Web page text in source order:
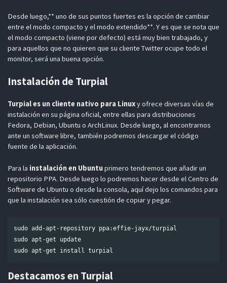
Desde luego,** uno de sus puntos fuertes es la opción de cambiar
entre el modo compacto y el modo extendido**. Y es que se nota que
el modo compacto (viene por defecto) está muy bien trabajado, y
para aquellos que no quieren que su cliente Twitter ocupe todo el
monitor, será una buena opción.
Instalación de Turpial
Turpial es un cliente nativo para Linuxy ofrece diversas vías de
instalación en su página oficial, entre ellas para distribuciones
Fedora, Debian, Ubuntu o ArchLinux. Desde luego, al encontrarnos
ante un software libre, también podremos descargar el código
fuente de la aplicación.
Para la instalación en Ubuntuprimero tendremos que añadir un
repositorio PPA. Desde luego lo podremos hacer desde el Centro de
Software de Ubuntu o desde la consola, aquí dejo los comandos para
que la instalación sea sólo cuestión de copiar y pegar.
sudo add-apt-repository ppa:effie-jayx/turpial
sudo apt-get update
Destacamos en Turpial